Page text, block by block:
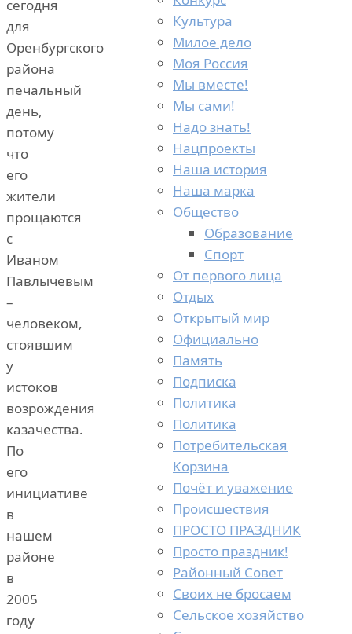
сегодня
для
Оренбургского
района
печальный
день,
потому
что
его
жители
прощаются
с
Иваном
Павлычевым
–
человеком,
стоявшим
у
истоков
возрождения
казачества.
По
его
инициативе
в
нашем
районе
в
2005
году
Культура
Милое дело
Моя Россия
Мы вместе!
Мы сами!
Надо знать!
Нацпроекты
Наша история
Наша марка
Общество
Образование
Спорт
От первого лица
Отдых
Открытый мир
Официально
Память
Подписка
Политика
Политика
Потребительская
Корзина
Почёт и уважение
Происшествия
ПРОСТО ПРАЗДНИК
Просто праздник!
Районный Совет
Своих не бросаем
Сельское хозяйство